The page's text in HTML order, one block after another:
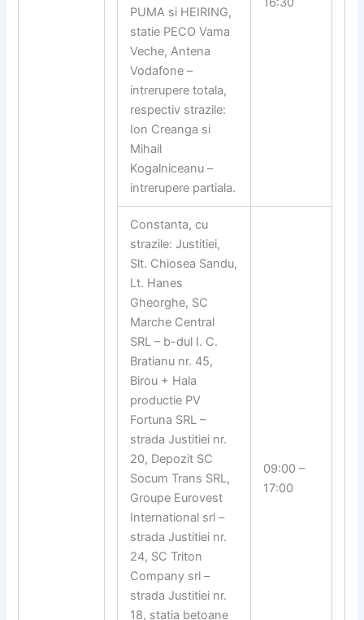
PUMA si HEIRING,
statie PECO Vama
Veche, Antena
Vodafone –
intrerupere totala,
respectiv strazile:
Ion Creanga si
Mihail
Kogalniceanu –
intrerupere partiala.
Constanta, cu
strazile: Justitiei,
Slt. Chiosea Sandu,
Lt. Hanes
Gheorghe, SC
Marche Central
SRL – b-dul I. C.
Bratianu nr. 45,
Birou + Hala
productie PV
Fortuna SRL –
strada Justitiei nr.
20, Depozit SC
Socum Trans SRL,
Groupe Eurovest
International srl –
strada Justitiei nr.
24, SC Triton
Company srl –
strada Justitiei nr.
18, statia betoane
09:00 –
17:00